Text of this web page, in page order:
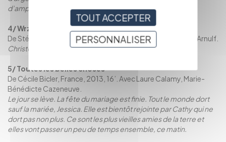
d’ampleur.
4/ Wrzz
De Stéphane Bloch, France, 2013, 3’31’’. Avec Christophe Arnulf.
Christophe entend des sons qu'il est le seul à percevoir.
5/ Toutes les belles choses
De Cécile Bicler, France, 2013, 16’. Avec Laure Calamy, Marie-
Bénédicte Cazeneuve.
Le jour se lève. La fête du mariage est finie. Tout le monde dort
sauf la mariée, Jessica. Elle est bientôt rejointe par Cathy qui ne
dort pas non plus. Ce sont les plus vieilles amies de la terre et
elles vont passer un peu de temps ensemble, ce matin.
TOUT ACCEPTER
PERSONNALISER